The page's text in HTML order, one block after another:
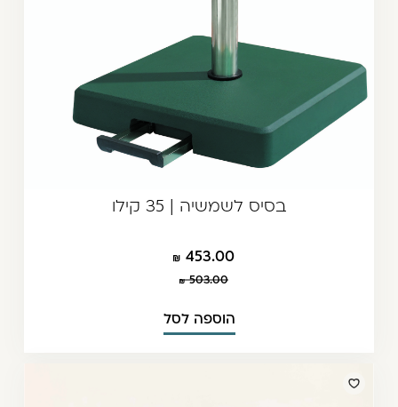
בסיס לשמשיה | 35 קילו
453.00
503.00
הוספה לסל